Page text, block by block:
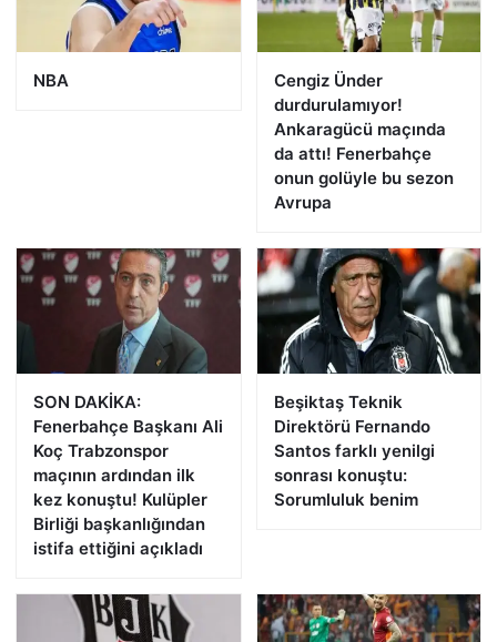
NBA
Cengiz Ünder
durdurulamıyor!
Ankaragücü maçında
da attı! Fenerbahçe
onun golüyle bu sezon
Avrupa
SON DAKİKA:
Fenerbahçe Başkanı Ali
Koç Trabzonspor
maçının ardından ilk
kez konuştu! Kulüpler
Birliği başkanlığından
istifa ettiğini açıkladı
Beşiktaş Teknik
Direktörü Fernando
Santos farklı yenilgi
sonrası konuştu:
Sorumluluk benim